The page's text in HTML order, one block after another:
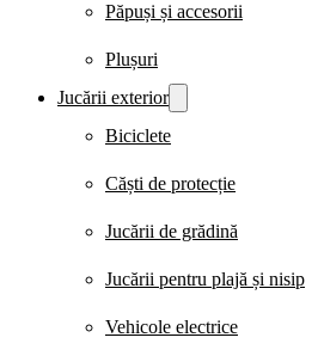
Păpuși și accesorii
Plușuri
Jucării exterior
Biciclete
Căști de protecție
Jucării de grădină
Jucării pentru plajă și nisip
Vehicole electrice